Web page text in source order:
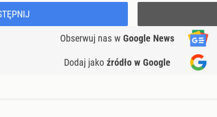
Obserwuj nas w Google News
Dodaj jako źródło w Google